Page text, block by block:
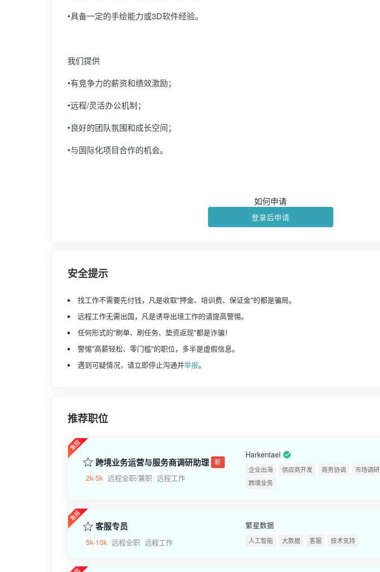
•具备一定的手绘能力或3D软件经验。
我们提供
•有竞争力的薪资和绩效激励；
•远程/灵活办公机制；
•良好的团队氛围和成长空间；
•与国际化项目合作的机会。
如何申请
登录后申请
安全提示
找工作不需要先付钱，凡是收取"押金、培训费、保证金"的都是骗局。
远程工作无需出国，凡是诱导出境工作的请提高警惕。
任何形式的"刷单、刷任务、垫资返现"都是诈骗！
警惕"高薪轻松、零门槛"的职位，多半是虚假信息。
遇到可疑情况，请立即停止沟通并举报。
推荐职位
跨境业务运营与服务商调研助理 新
2k-5k 远程全职/兼职 远程工作
Harkentael
企业出海 供应商开发 商务协调
市场调研
跨境业务
客服专员
5k-10k 远程全职 远程工作
繁星数据
人工智能 大数据 客服 技术支持